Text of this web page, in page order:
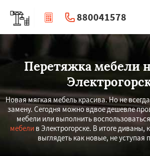
880041578
| Перезвоните
Перетяжка мебели
Новая мягкая мебель красива. Но не
замену. Сегодня можно вдвое дешевле
мебели или выполнить
мебели в Электрогорске. В итоге диваны,
выглядеть как новые, не уступая